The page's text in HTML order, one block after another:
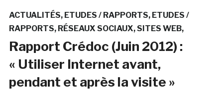
ACTUALITÉS ETUDES / RAPPORTS ETUDES /
RAPPORTS RÉSEAUX SOCIAUX SITES WEB
Rapport Crédoc (Juin 2012) :
« Utiliser Internet avant,
pendant et après la visite »